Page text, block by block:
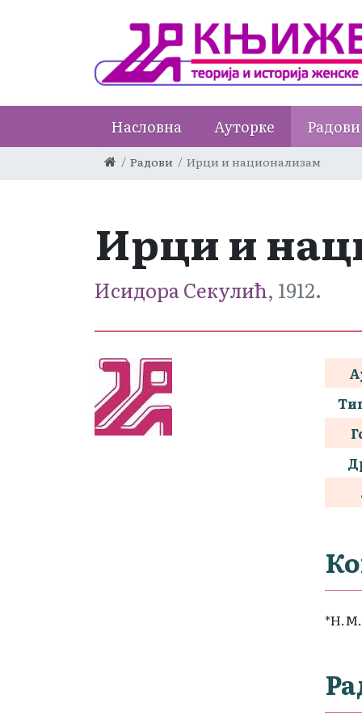
Насловна Ауторке Радови
Радови Ирци и национализам
Ирци и
Исидора Секулић, 1912.
*Н.М.